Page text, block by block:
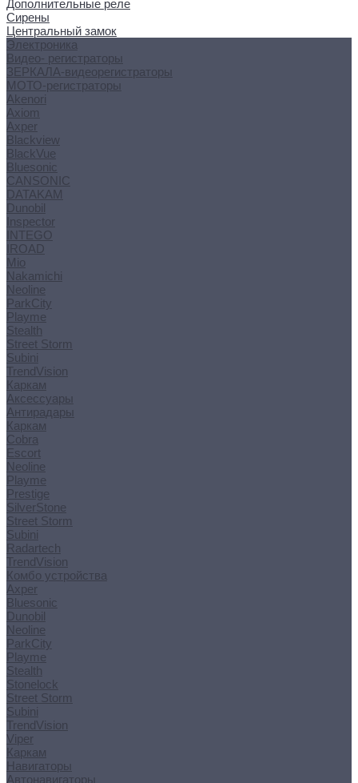
Дополнительные реле
Сирены
Центральный замок
Электроника
Видео- регистраторы
ЗЕРКАЛА-видеорегистраторы
МОТО-регистраторы
Akenori
Axiom
Axper
Blackview
BlackVue
Bluesonic
CANSONIC
DATAKAM
Dunobil
Inspector
INTEGO
IROAD
Mio
Nakamichi
Neoline
ParkCity
Playme
Stealth
Street Storm
Subini
TrendVision
Каркам
Аксессуары
Антирадары
Каркам
Cobra
Escort
Neoline
Playme
Prestige
SilverStone
Street Storm
Subini
Radartech
TrendVision
Комбо устройства
Axper
Bluesonic
Dunobil
Neoline
ParkCity
Playme
Stealth
Stonelock
Street Storm
Subini
TrendVision
Viper
Каркам
Навигаторы
Автонавигаторы